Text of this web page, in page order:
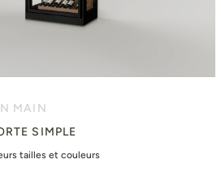
MAIN
SIMPLE
tailles et couleurs